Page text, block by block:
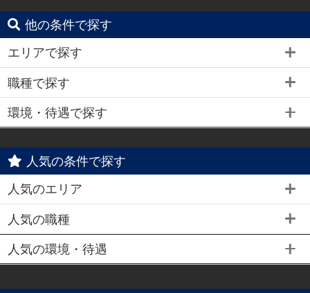
他の条件で探す
エリアで探す
職種で探す
環境・待遇で探す
人気の条件で探す
人気のエリア
人気の職種
人気の環境・待遇